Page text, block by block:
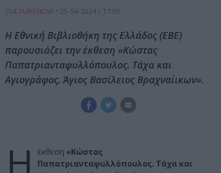
CULTURENOW / 25-04-2024 / 17:09
Η Εθνική Βιβλιοθήκη της Ελλάδος (ΕΒΕ)
παρουσιάζει την έκθεση «Κώστας
Παπατριανταφυλλόπουλος. Τάχα και
Αγιογράφος. Άγιος Βασίλειος Βραχναίικων».
Η έκθεση «Κώστας
Παπατριανταφυλλόπουλος. Τάχα και